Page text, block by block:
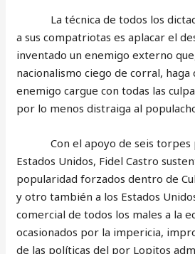
La técnica de todos los
a sus compatriotas es aplacar el
inventado un enemigo externo
nacionalismo ciego de corral, haga
enemigo cargue con todas las
por lo menos distraiga al
Con el apoyo de seis torpes
Estados Unidos, Fidel Castro
popularidad forzados dentro de
y otro también a los Estados
comercial de todos los males a la
ocasionados por la impericia,
de las políticas del por Lopitos